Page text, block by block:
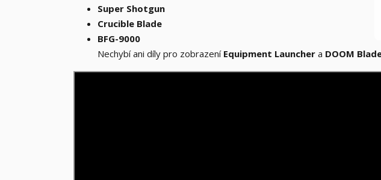
Super Shotgun
Crucible Blade
BFG-9000
Nechybí ani díly pro zobrazení Equipment Launcher a DOOM